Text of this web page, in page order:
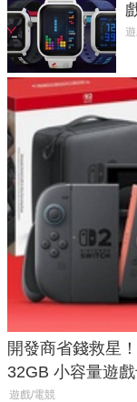
開發商省錢救星
32GB 小容量遊
遊戲/電競